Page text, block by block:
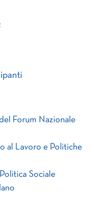
Forum Nazionale
al Lavoro e Politiche
Sociale